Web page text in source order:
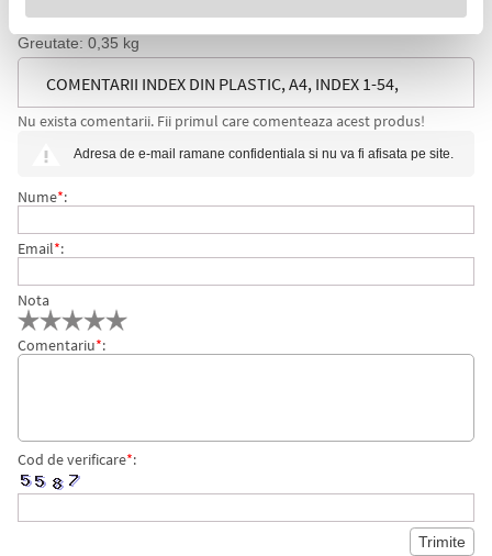
Greutate: 0,35 kg
COMENTARII INDEX DIN PLASTIC, A4, INDEX 1-54,
Nu exista comentarii. Fii primul care comenteaza acest produs!
Adresa de e-mail ramane confidentiala si nu va fi afisata pe site.
Nume*:
Email*:
Nota
Comentariu*:
Cod de verificare*: